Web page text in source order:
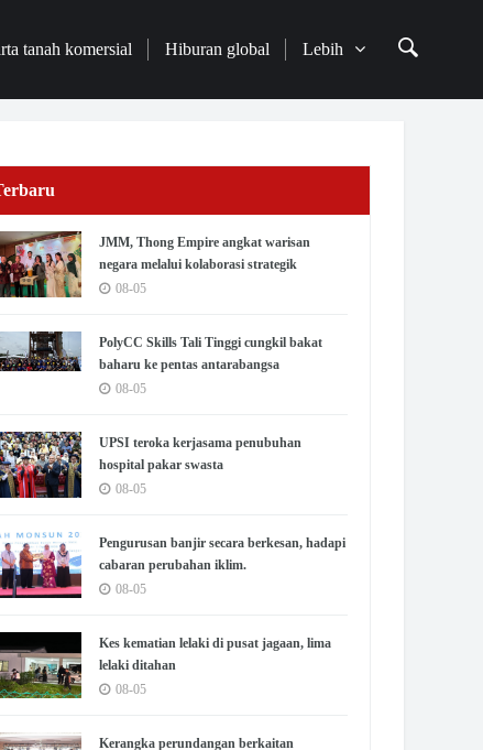
tanah komersial Hiburan global Lebih
JMM, Thong Empire angkat warisan
negara melalui kolaborasi strategik
08-05
PolyCC Skills Tali Tinggi cungkil bakat
baharu ke pentas antarabangsa
08-05
UPSI teroka kerjasama penubuhan
hospital pakar swasta
08-05
Pengurusan banjir secara berkesan, hadapi
cabaran perubahan iklim.
08-05
Kes kematian lelaki di pusat jagaan, lima
lelaki ditahan
08-05
Kerangka perundangan berkaitan